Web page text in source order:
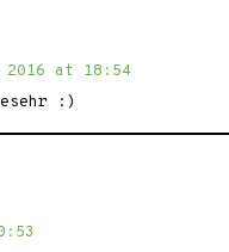
2016 at 18:54
:)